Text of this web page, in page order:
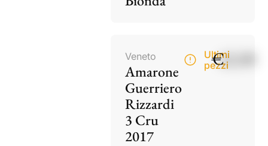
Veneto
Amarone
Guerriero
Rizzardi
3 Cru
2017
Ultimi
pezzi
€42,00